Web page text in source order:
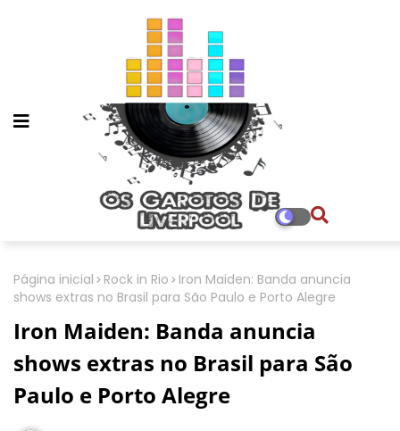
Página inicial Rock in Rio
Iron Maiden: Banda anuncia
shows extras no Brasil para São Paulo e Porto Alegre
Iron Maiden: Banda anuncia
shows extras no Brasil para São
Paulo e Porto Alegre